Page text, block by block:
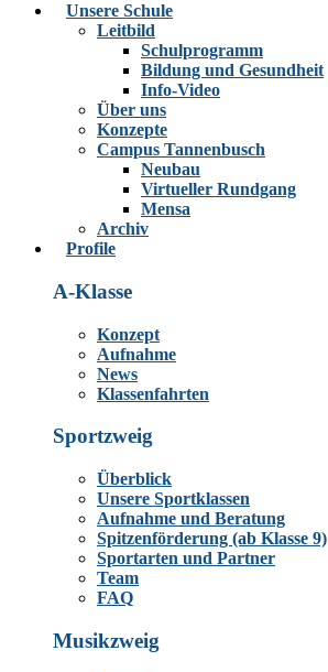
Unsere Schule
Leitbild
Schulprogramm
Bildung und Gesundheit
Info-Video
Über uns
Konzepte
Campus Tannenbusch
Neubau
Virtueller Rundgang
Mensa
Archiv
Profile
A-Klasse
Konzept
Aufnahme
News
Klassenfahrten
Sportzweig
Überblick
Unsere Sportklassen
Aufnahme und Beratung
Spitzenförderung (ab Klasse 9)
Sportarten und Partner
Team
FAQ
Musikzweig